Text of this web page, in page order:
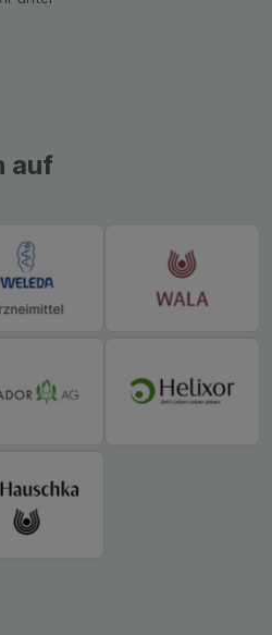
Sie, dass Daten
werden.
auf